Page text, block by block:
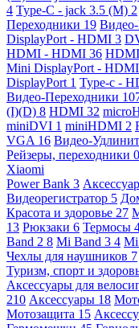
4 Type-C - jack 3.5 (M) 2
Переходники 19
DisplayPort - HDMI 3
HDMI - HDMI 36
Mini DisplayPort - HDMI
DisplayPort 1 Type-c -
Видео-Переходники
(I)(D) 8 HDMI 32
miniDVI 1 miniHDMI 2
VGA 16 Видео-
Рейзеры, переходники 0
Xiaomi
Power Bank 3
Видеорегистратор 5
Красота и здоровье 27
13 Рюкзаки 6 Термосы
Band 2 8 Mi Band 3 4 Mi
Чехлы для наушников 7
Туризм, спорт и
Аксессуары для
210 Аксессуары 18
Мотозащита 15